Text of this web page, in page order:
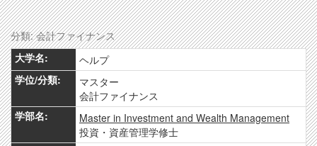
分類: 会計ファイナンス
ヘルプ
マスター
会計ファイナンス
Master in Investment and Wealth Management
投資・資産管理学修士